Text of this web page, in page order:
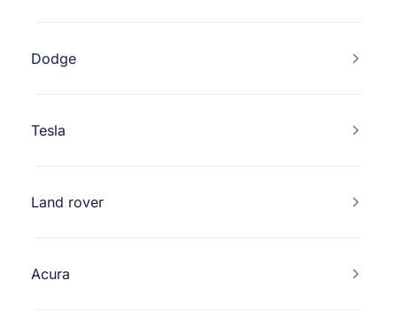
Dodge
Tesla
Land rover
Acura